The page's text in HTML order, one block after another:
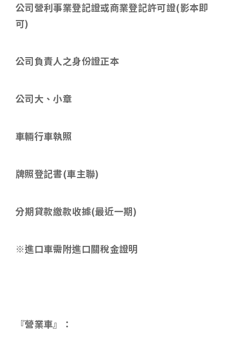
公司營利事業登記證或商業登記許可證(影本即
可)
公司負責人之身份證正本
公司大、小章
車輛行車執照
牌照登記書(車主聯)
分期貸款繳款收據(最近一期)
※進口車需附進口關稅金證明
『營業車』：